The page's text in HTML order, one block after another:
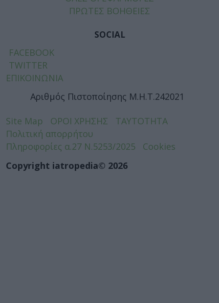
ΠΡΩΤΕΣ ΒΟΗΘΕΙΕΣ
SOCIAL
FACEBOOK
TWITTER
ΕΠΙΚΟΙΝΩΝΙΑ
Αριθμός Πιστοποίησης Μ.Η.Τ.242021
Site Map ΟΡΟΙ ΧΡΗΣΗΣ
ΤΑΥΤΟΤΗΤΑ
Πολιτική απορρήτου
Πληροφορίες α.27 Ν.5253/2025
Cookies
Copyright iatropedia© 2026